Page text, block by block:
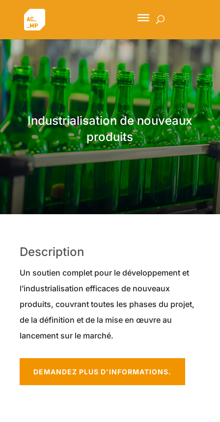
Industrialisation de nouveaux
produits
Description
Un soutien complet pour le développement et
l’industrialisation efficaces de nouveaux
produits, couvrant toutes les phases du projet,
de la définition et de la mise en œuvre au
lancement sur le marché.
DEMANDEZ PLUS D'INFORMATIONS.